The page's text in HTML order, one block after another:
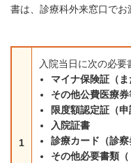
書は、診療科外来窓口でお
1
入院当日に次の必要
マイナ保険証（ま
その他公費医療券
限度額認定証（申
入院証書
診療カード（診察
その他必要書類